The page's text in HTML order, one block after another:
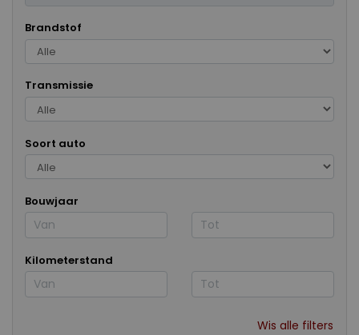
Brandstof
Transmissie
Soort auto
Bouwjaar
Kilometerstand
Wis alle filters